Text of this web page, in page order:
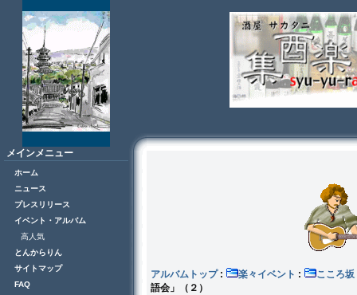
メインメニュー
ホーム
ニュース
プレスリリース
イベント・アルバム
高人気
とんからりん
サイトマップ
FAQ
アルバムトップ: 楽々イベント :
こころ
語会」（２）